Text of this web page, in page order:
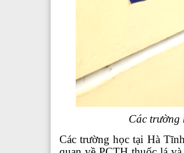
Các trường
Các trường học tại Hà